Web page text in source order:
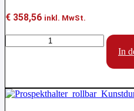
€ 358,56 inkl. MwSt.
Standaschenbecher
Sicherheitsascher
Menge
In